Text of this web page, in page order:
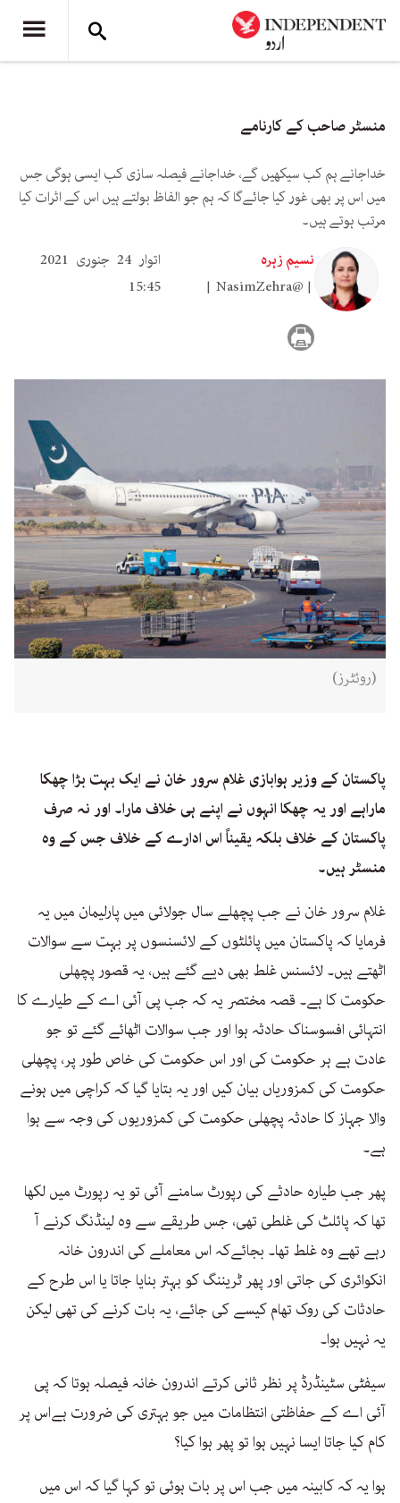
منسٹر صاحب کے کارنامے
خداجانے ہم کب سیکھیں گے، خداجانے فیصلہ سازی کب ایسی ہوگی جس
میں اس پر بھی غور کیا جائےگا کہ ہم جو الفاظ بولتے ہیں اس کے اثرات کیا
مرتب ہوتے ہیں۔
نسیم زہرہ
NasimZehra@
اتوار 24 جنوری 2021
15:45
(روئٹرز)
پاکستان کے وزیر ہوابازی غلام سرور خان نے ایک بہت بڑا چھکا
ماراہے اور یہ چھکا انہوں نے اپنے ہی خلاف مارا۔ اور نہ صرف
پاکستان کے خلاف بلکہ یقیناً اس ادارے کے خلاف جس کے وہ
منسٹر ہیں۔
غلام سرور خان نے جب پچھلے سال جولائی میں پارلیمان میں یہ
فرمایا کہ پاکستان میں پائلٹوں کے لائسنسوں پر بہت سے سوالات
اٹھتے ہیں۔ لائسنس غلط بھی دیے گئے ہیں، یہ قصور پچھلی
حکومت کا ہے۔ قصہ مختصر یہ کہ جب پی آئی اے کے طیارے کا
انتہائی افسوسناک حادثہ ہوا اور جب سوالات اٹھائے گئے تو جو
عادت ہے ہر حکومت کی اور اس حکومت کی خاص طور پر، پچھلی
حکومت کی کمزوریاں بیان کیں اور یہ بتایا گیا کہ کراچی میں ہونے
والا جہاز کا حادثہ پچھلی حکومت کی کمزوریوں کی وجہ سے ہوا
ہے۔
پھر جب طیارہ حادثے کی رپورٹ سامنے آئی تو یہ رپورٹ میں لکھا
تھا کہ پائلٹ کی غلطی تھی، جس طریقے سے وہ لینڈنگ کرنے آ
رہے تھے وہ غلط تھا۔ بجائےکہ اس معاملے کی اندرون خانہ
انکوائری کی جاتی اور پھر ٹریننگ کو بہتر بنایا جاتا یا اس طرح کے
حادثات کی روک تھام کیسے کی جائے، یہ بات کرنے کی تھی لیکن
یہ نہیں ہوا۔
سیفٹی سٹینڈرڈ پر نظر ثانی کرتے اندرون خانہ فیصلہ ہوتا کہ پی
آئی اے کے حفاظتی انتظامات میں جو بہتری کی ضرورت ہےاس پر
کام کیا جاتا ایسا نہیں ہوا تو پھر ہوا کیا؟
ہوا یہ کہ کابینہ میں جب اس پر بات ہوئی تو کہا گیا کہ اس میں